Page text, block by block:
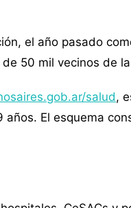
el año pasado
50 mil vecinos de
salud,
El esquema